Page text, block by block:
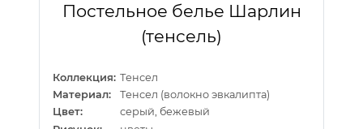
Постельное белье Шарлин
(тенсель)
Коллекция: Тенсел
Материал:
Тенсел (волокно эвкалипта)
Цвет:
серый, бежевый